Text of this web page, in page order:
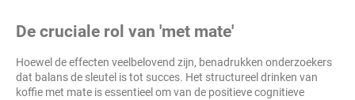
De cruciale rol van 'met mate'
Hoewel de effecten veelbelovend zijn, benadrukken onderzoekers
dat balans de sleutel is tot succes. Het structureel drinken van
koffie met mate is essentieel om van de positieve cognitieve